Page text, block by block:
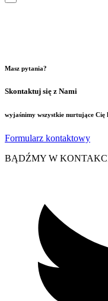
Masz pytania?
Skontaktuj się z Nami
wyjaśnimy wszystkie nurtujące Cię
Formularz kontaktowy
BĄDŹMY W